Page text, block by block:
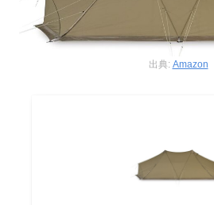
出典: Amazon